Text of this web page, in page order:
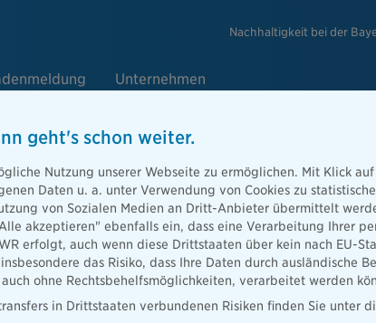
Nachhaltigkeit bei der
Unternehmen
und wo
geht's schon weiter.
Nutzung unserer Webseite zu ermöglichen. Mit Klick
Daten u. a. unter Verwendung von Cookies zu
von Sozialen Medien an Dritt-Anbieter übermittelt
akzeptieren" ebenfalls ein, dass eine Verarbeitung Ihrer
erfolgt, auch wenn diese Drittstaaten über kein nach EU-
das Risiko, dass Ihre Daten durch ausländische
ohne Rechtsbehelfsmöglichkeiten, verarbeitet werden
in Drittstaaten verbundenen Risiken finden Sie unter